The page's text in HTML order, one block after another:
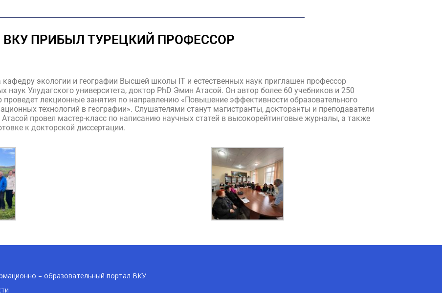
ВКУ ПРИБЫЛ ТУРЕЦКИЙ ПРОФЕССОР
экологии и географии Высшей школы IT и естественных наук приглашен профессор
наук Улудагского университета, доктор PhD Эмин Атасой. Он автор более 60 учебников и 250
проведет лекционные занятия по направлению «Повышение эффективности образовательного
технологий в географии». Слушателями станут магистранты, докторанты и преподаватели
провел мастер-класс по написанию научных статей в высокорейтинговые журналы, а также
к докторской диссертации.
– образовательный портал ВКУ
AI-Talapker